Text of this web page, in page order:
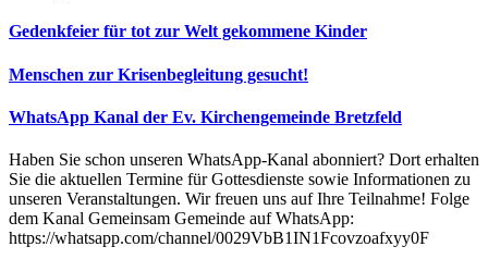
Gedenkfeier für tot zur Welt gekommene Kinder
Menschen zur Krisenbegleitung gesucht!
WhatsApp Kanal der Ev. Kirchengemeinde Bretzfeld
Haben Sie schon unseren WhatsApp-Kanal abonniert? Dort erhalten
Sie die aktuellen Termine für Gottesdienste sowie Informationen zu
unseren Veranstaltungen. Wir freuen uns auf Ihre Teilnahme! Folge
dem Kanal Gemeinsam Gemeinde auf WhatsApp:
https://whatsapp.com/channel/0029VbB1IN1Fcovzoafxyy0F